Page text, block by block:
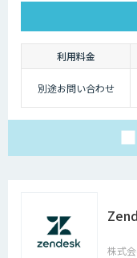
利用料金
別途お問い合わせ
株式